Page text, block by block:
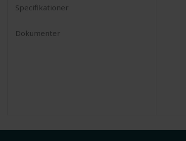
Specifikationer
Dokumenter